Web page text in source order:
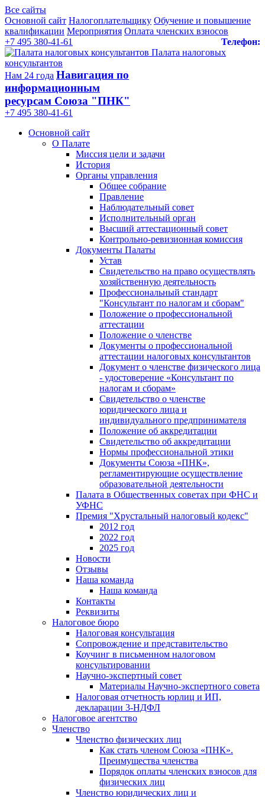
Все сайты
Основной сайт Налогоплательщику Обучение и повышение
квалификации Мероприятия Оплата членских взносов
Телефон:
+7 495 380-41-61
Палата налоговых
консультантов
Нам 24 года Навигация по
информационным
ресурсам Союза "ПНК"
+7 495 380‑41‑61
Основной сайт
О Палате
Миссия цели и задачи
История
Органы управления
Общее собрание
Правление
Наблюдательный совет
Исполнительный орган
Высший аттестационный совет
Контрольно-ревизионная комиссия
Документы Палаты
Устав
Свидетельство на право осуществлять
хозяйственную деятельность
Профессиональный стандарт
"Консультант по налогам и сборам"
Положение о профессиональной
аттестации
Положение о членстве
Документы о профессиональной
аттестации налоговых консультантов
Документ о членстве физического лица
- удостоверение «Консультант по
налогам и сборам»
Свидетельство о членстве
юридического лица и
индивидуального предпринимателя
Положение об аккредитации
Свидетельство об аккредитации
Нормы профессиональной этики
Документы Союза «ПНК»,
регламентирующие осуществление
образовательной деятельности
Палата в Общественных советах при ФНС и
УФНС
Премия "Хрустальный налоговый кодекс"
2012 год
2022 год
2025 год
Новости
Отзывы
Наша команда
Наша команда
Контакты
Реквизиты
Налоговое бюро
Налоговая консультация
Cопровождение и представительство
Коучинг в письменном налоговом
консультировании
Научно-экспертный совет
Материалы Научно-экспертного совета
Налоговая отчетность юрлиц и ИП,
декларации 3-НДФЛ
Налоговое агентство
Членство
Членство физических лиц
Как стать членом Союза «ПНК».
Преимущества членства
Порядок оплаты членских взносов для
физических лиц
Членство юридических лиц и